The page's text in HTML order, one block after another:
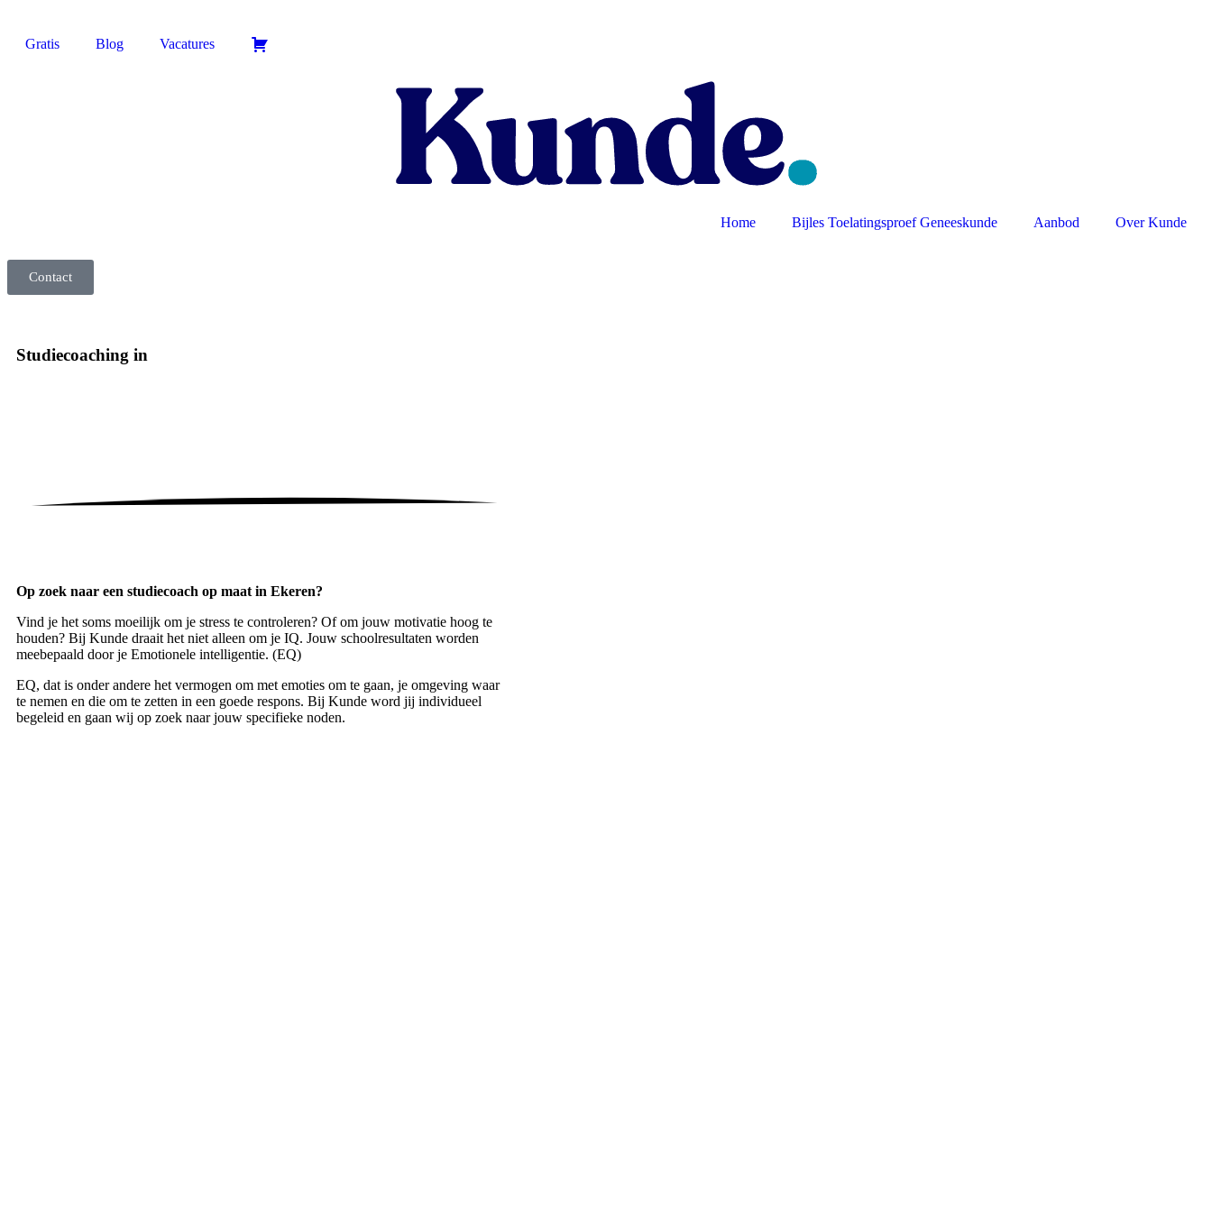
Gratis Blog Vacatures
Home Bijles Toelatingsproef Geneeskunde Aanbod Over Kunde
Contact
Studiecoaching in
Op zoek naar een studiecoach op maat in Ekeren?
Vind je het soms moeilijk om je stress te controleren? Of om jouw motivatie hoog te
houden? Bij Kunde draait het niet alleen om je IQ. Jouw schoolresultaten worden
meebepaald door je Emotionele intelligentie. (EQ)
EQ, dat is onder andere het vermogen om met emoties om te gaan, je omgeving waar
te nemen en die om te zetten in een goede respons. Bij Kunde word jij individueel
begeleid en gaan wij op zoek naar jouw specifieke noden.